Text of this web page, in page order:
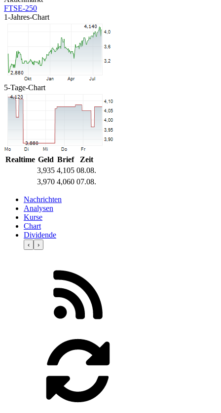
FTSE-250
1-Jahres-Chart
5-Tage-Chart
Realtime Geld Brief
Zeit
3,935 4,105 08.08.
3,970 4,060 07.08.
Nachrichten
Analysen
Kurse
Chart
Dividende
‹ ›